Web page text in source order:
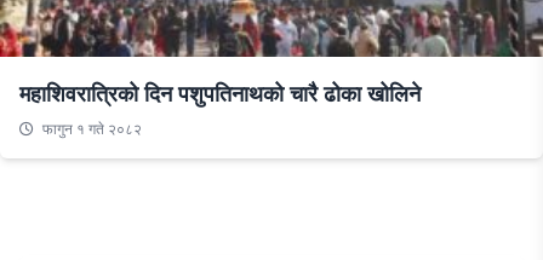
महाशिवरात्रिको दिन पशुपतिनाथको चारै ढोका खोलिने
फागुन १ गते २०८२